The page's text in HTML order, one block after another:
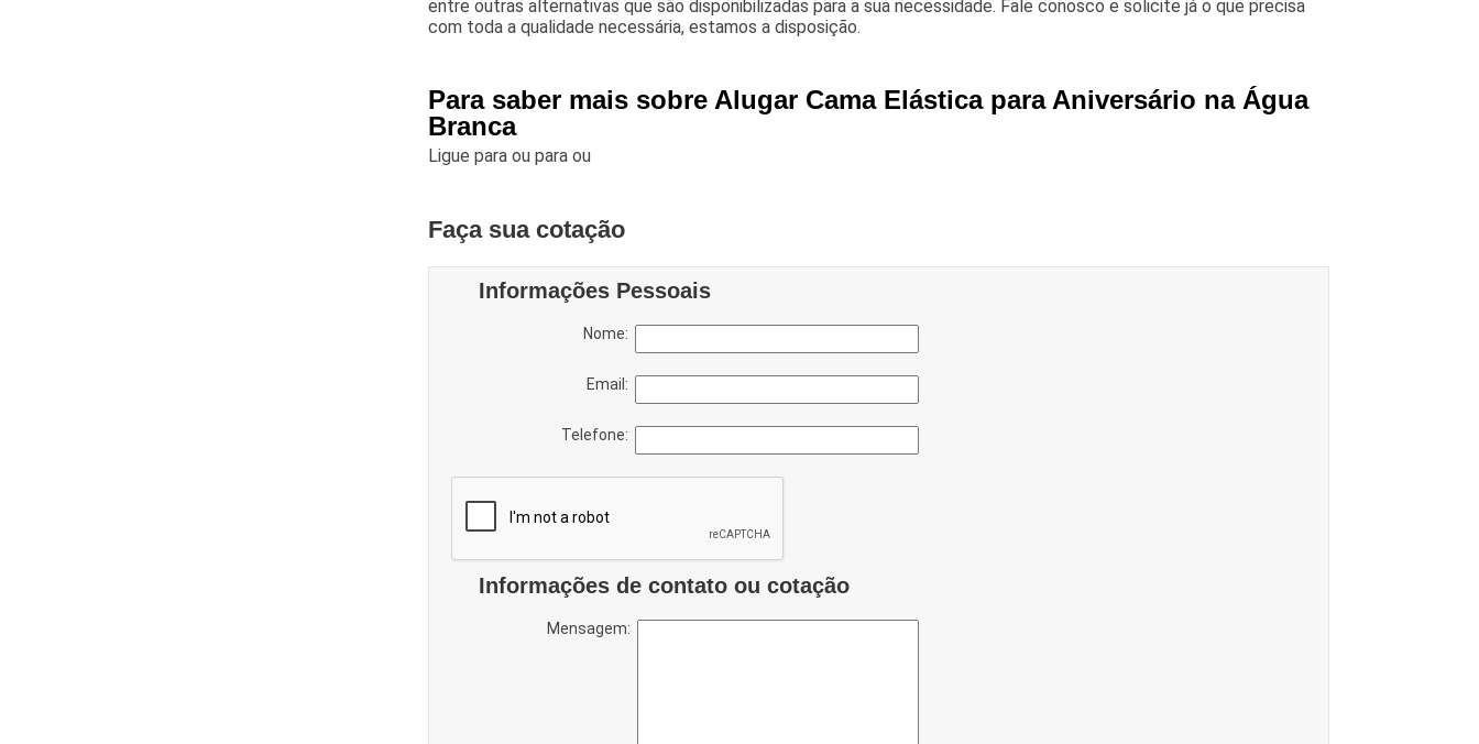
entre outras alternativas que são disponibilizadas para a sua necessidade. Fale conosco e solicite já o que precisa
com toda a qualidade necessária, estamos a disposição.
Para saber mais sobre Alugar Cama Elástica para Aniversário na Água
Branca
Ligue paraou paraou
Faça sua cotação
Informações Pessoais
Nome:
Email:
Telefone:
Informações de contato ou cotação
Mensagem: